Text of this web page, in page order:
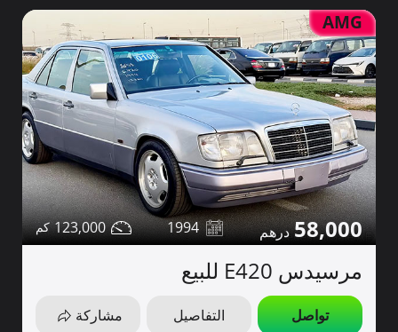
AMG
58,000
1994
123,000
مرسيدس E420 للبيع
تواصل التفاصيل مشاركة